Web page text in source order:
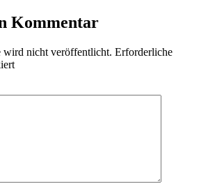
Kommentar
wird nicht veröffentlicht. Erforderliche